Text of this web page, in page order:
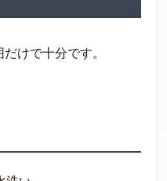
けで十分です。